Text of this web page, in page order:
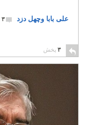
علی بابا وچهل دزد ۳
۳ پخش